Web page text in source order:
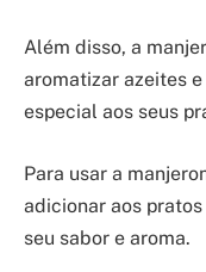
Além disso, a
aromatizar azeites
especial aos seus
Para usar a
adicionar aos
seu sabor e aroma.